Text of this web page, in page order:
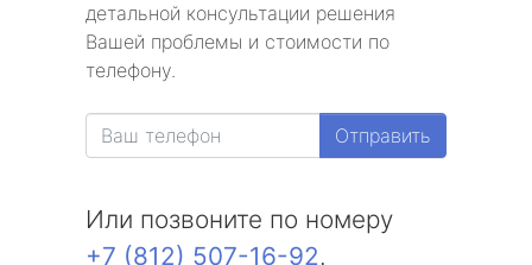
детальной консультации решения
Вашей проблемы и стоимости по
телефону.
Отправить
Или позвоните по номеру
+7 (812) 507-16-92.